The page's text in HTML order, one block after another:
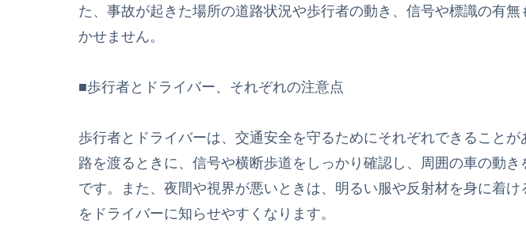
た、事故が起きた場所の道路状況や歩行者の動き、信号や標識の有無
かせません。
■歩行者とドライバー、それぞれの注意点
歩行者とドライバーは、交通安全を守るためにそれぞれできることが
路を渡るときに、信号や横断歩道をしっかり確認し、周囲の車の動き
です。また、夜間や視界が悪いときは、明るい服や反射材を身に着け
をドライバーに知らせやすくなります。